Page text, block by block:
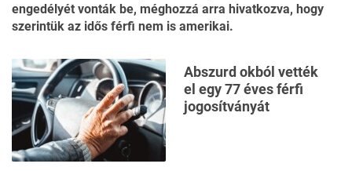
engedélyét vonták be, méghozzá arra hivatkozva, hogy
szerintük az idős férfi nem is amerikai.
Abszurd okból vették
el egy 77 éves férfi
jogosítványát